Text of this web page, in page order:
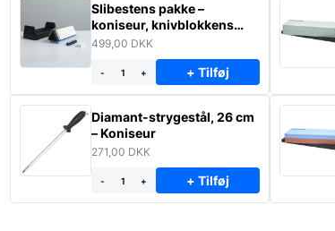
Slibestens pakke –
koniseur, knivblokkens
egen.
499,00 DKK
- + + Tilføj
Diamant-strygestål, 26 cm
– Koniseur
271,00 DKK
- + + Tilføj